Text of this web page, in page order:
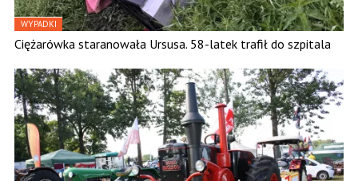
WYPADKI
Ciężarówka staranowała Ursusa. 58-latek trafił do szpitala